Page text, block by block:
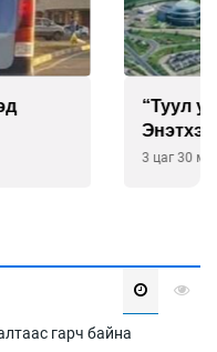
ийг
гарч байна